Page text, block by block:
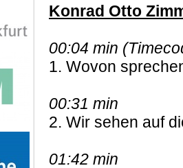
Konrad Otto
00:04 min
1. Wovon
00:31 min
2. Wir sehen auf
01:42 min